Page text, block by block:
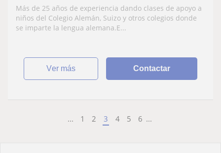
Más de 25 años de experiencia dando clases de apoyo a
niños del Colegio Alemán, Suizo y otros colegios donde
se imparte la lengua alemana.E...
ver más Contactar
... 1 2 3 4 5 6 ...